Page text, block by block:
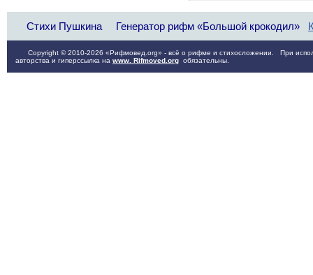
Стихи Пушкина Генератор рифм «Большой крокодил»
Copyright © 2010-2026 «Рифмовед.org» - всё о рифме и стихосложении. При
авторства и гиперссылка на www. Rifmoved.org обязательны.